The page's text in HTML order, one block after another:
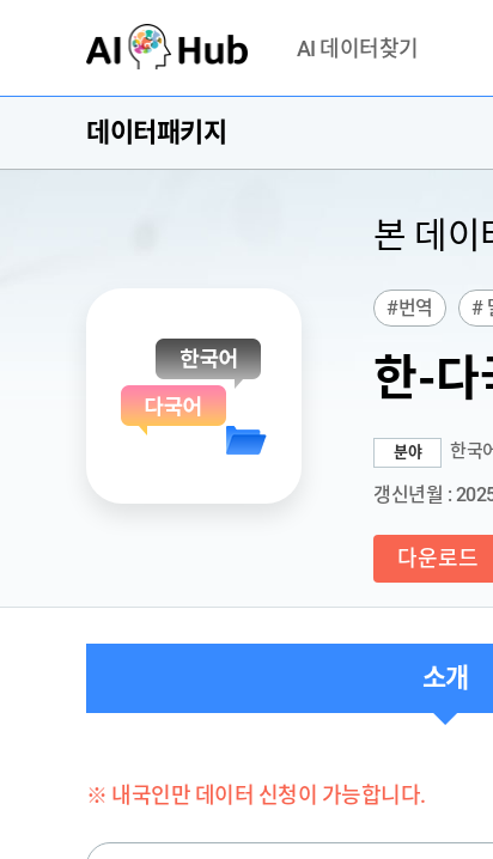
AI 데이터찾기
기관 제공 데이터
AI 허브 오픈 API 이
데이터패키지
본 데이
#번역 #
한-다
분야 한국
갱신년월 :
다운로드
소개
※ 내국인만 데이터 신청이 가능합니다.